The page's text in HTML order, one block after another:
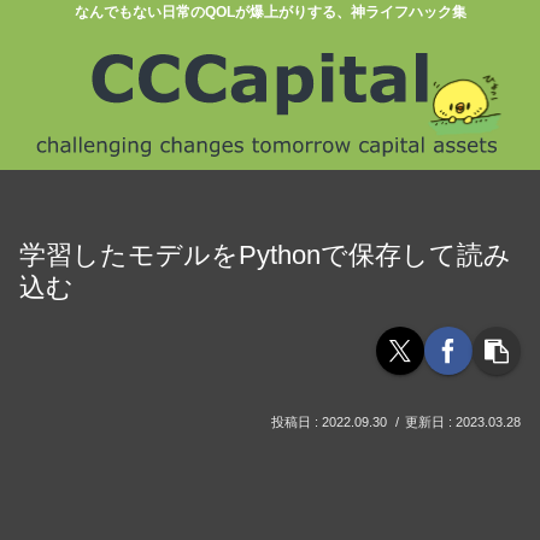
なんでもない日常のQOLが爆上がりする、神ライフハック集
学習したモデルをPythonで保存して読み
込む
2022.09.30 2023.03.28